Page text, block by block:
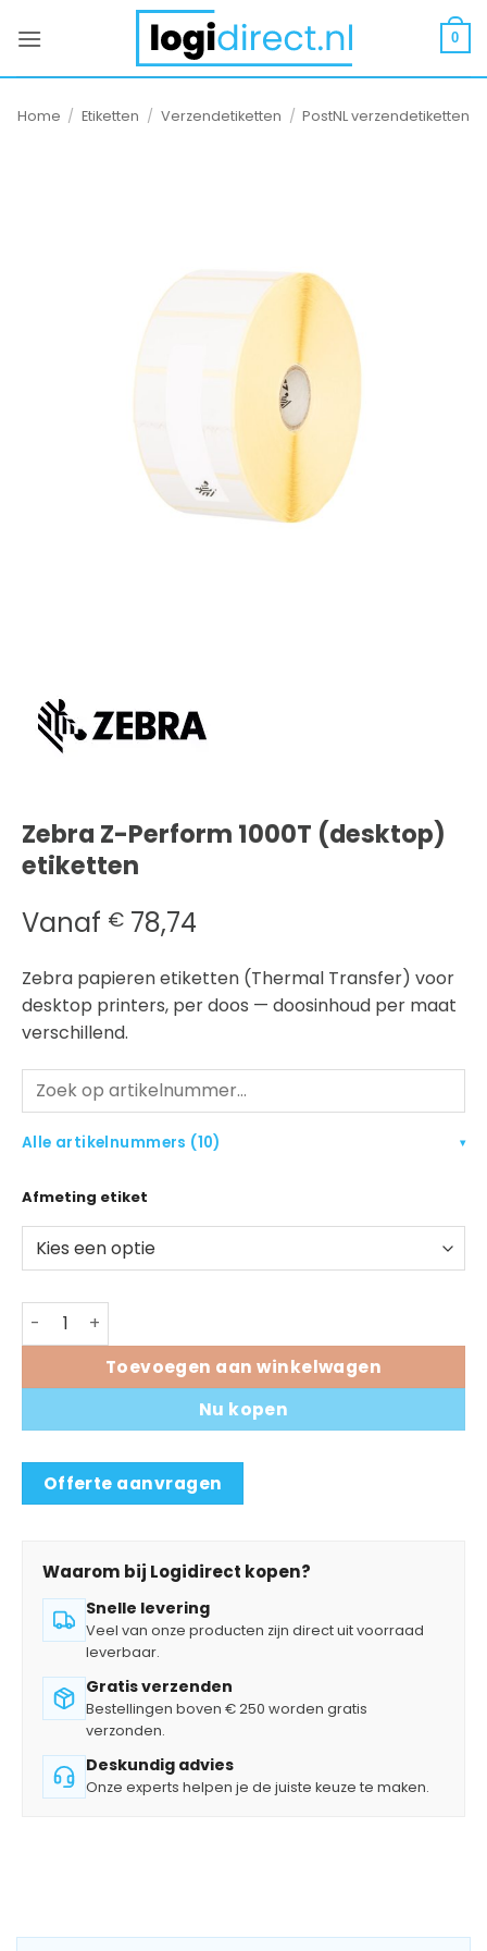
naar
0
Home / Etiketten / Verzendetiketten / PostNL verzendetiketten
Zebra Z-Perform 1000T (desktop)
etiketten
Vanaf € 78,74
Zebra papieren etiketten (Thermal Transfer) voor
desktop printers, per doos — doosinhoud per maat
verschillend.
Alle artikelnummers (10) ▾
Afmeting etiket
Zebra Z-Perform 1000T (desktop) etiketten aantal
Toevoegen aan winkelwagen
Nu kopen
Offerte aanvragen
Waarom bij Logidirect kopen?
Snelle levering
Veel van onze producten zijn direct uit voorraad
leverbaar.
Gratis verzenden
Bestellingen boven € 250 worden gratis
verzonden.
Deskundig advies
Onze experts helpen je de juiste keuze te maken.